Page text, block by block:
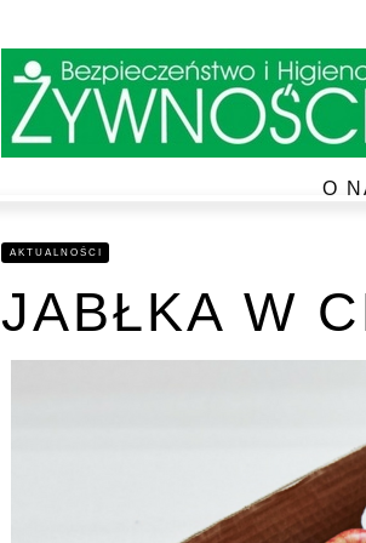
O
AKTUALNOŚCI
JABŁKA W